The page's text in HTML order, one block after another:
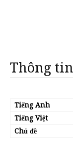
Thông
Tiếng Anh
Tiếng Việt
Chủ đề